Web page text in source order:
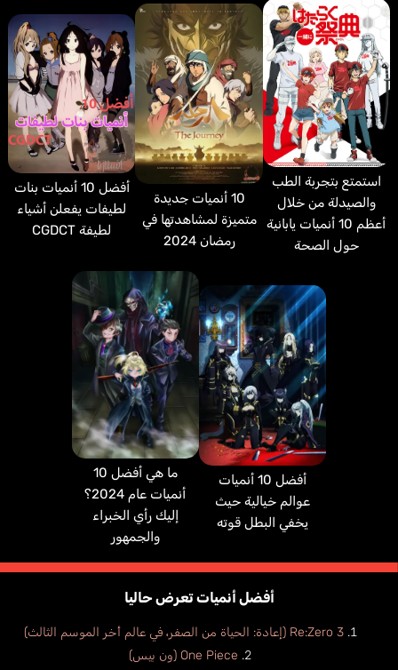
استمتع بتجربة الطب
والصيدلة من خلال
أعظم 10 أنميات يابانية
حول الصحة
10 أنميات جديدة
متميزة لمشاهدتها في
رمضان 2024
أفضل 10 أنميات بنات
لطيفات يفعلن أشياء
لطيفة CGDCT
أفضل 10 أنميات
عوالم خيالية حيث
يخفي البطل قوته
ما هي أفضل 10
أنميات عام 2024؟
إليك رأي الخبراء
والجمهور
أفضل أنميات تعرض حاليا
Re:Zero 3 (إعادة: الحياة من الصفر، في عالم أخر الموسم الثالث)
One Piece (ون بيس)